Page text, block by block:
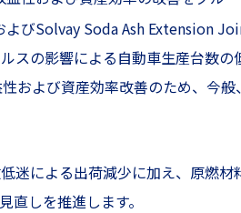
Solvay Soda Ash Extension
の影響による自動車生産台数の
よび資産効率改善のため、今般
による出荷減少に加え、原燃
しを推進します。